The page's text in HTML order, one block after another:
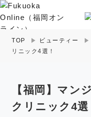
福岡の 観光
TOP ビューティー
リニック4選！
【福岡】マン
クリニック4選